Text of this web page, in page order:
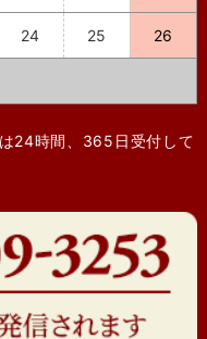
24 25 26
24時間、365日受付して